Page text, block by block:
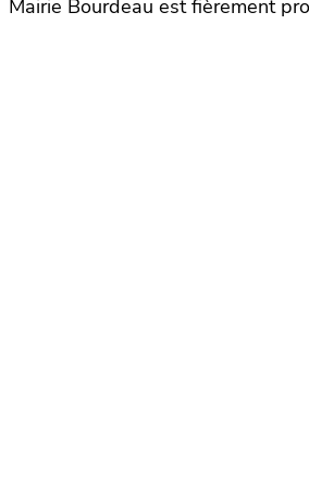
Mairie Bourdeau est fièrement